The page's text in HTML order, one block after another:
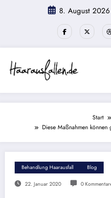
8. August 2026
Start
Diese Maßnahmen
Behandlung Haarausfall Blog
22. Januar 2020 0